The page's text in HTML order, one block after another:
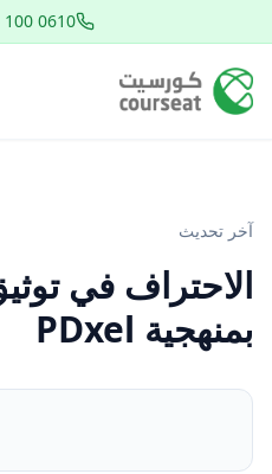
100 0610
آخر تحديث
الاحتراف في
بمنهجية PDxel